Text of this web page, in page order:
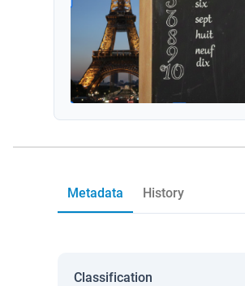
Metadata History
Classification